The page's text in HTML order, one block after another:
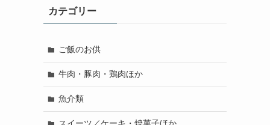
カテゴリー
ご飯のお供
牛肉・豚肉・鶏肉ほか
魚介類